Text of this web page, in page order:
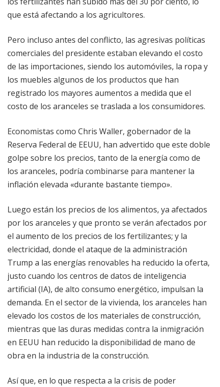
que está afectando a los agricultores.
Pero incluso antes del conflicto, las agresivas políticas
comerciales del presidente estaban elevando el costo
de las importaciones, siendo los automóviles, la ropa y
los muebles algunos de los productos que han
registrado los mayores aumentos a medida que el
costo de los aranceles se traslada a los consumidores.
Economistas como Chris Waller, gobernador de la
Reserva Federal de EEUU, han advertido que este doble
golpe sobre los precios, tanto de la energía como de
los aranceles, podría combinarse para mantener la
inflación elevada «durante bastante tiempo».
Luego están los precios de los alimentos, ya afectados
por los aranceles y que pronto se verán afectados por
el aumento de los precios de los fertilizantes; y la
electricidad, donde el ataque de la administración
Trump a las energías renovables ha reducido la oferta,
justo cuando los centros de datos de inteligencia
artificial (IA), de alto consumo energético, impulsan la
demanda. En el sector de la vivienda, los aranceles han
elevado los costos de los materiales de construcción,
mientras que las duras medidas contra la inmigración
en EEUU han reducido la disponibilidad de mano de
obra en la industria de la construcción.
Así que, en lo que respecta a la crisis de poder